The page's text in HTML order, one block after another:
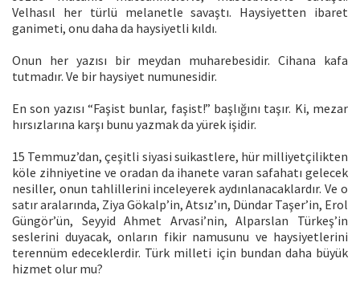
Velhasıl her türlü melanetle savaştı. Haysiyetten ibaret
ganimeti, onu daha da haysiyetli kıldı.
Onun her yazısı bir meydan muharebesidir. Cihana kafa
tutmadır. Ve bir haysiyet numunesidir.
En son yazısı “Faşist bunlar, faşist!” başlığını taşır. Ki, mezar
hırsızlarına karşı bunu yazmak da yürek işidir.
15 Temmuz’dan, çeşitli siyasi suikastlere, hür milliyetçilikten
köle zihniyetine ve oradan da ihanete varan safahatı gelecek
nesiller, onun tahlillerini inceleyerek aydınlanacaklardır. Ve o
satır aralarında, Ziya Gökalp’in, Atsız’ın, Dündar Taşer’in, Erol
Güngör’ün, Seyyid Ahmet Arvasi’nin, Alparslan Türkeş’in
seslerini duyacak, onların fikir namusunu ve haysiyetlerini
terennüm edeceklerdir. Türk milleti için bundan daha büyük
hizmet olur mu?